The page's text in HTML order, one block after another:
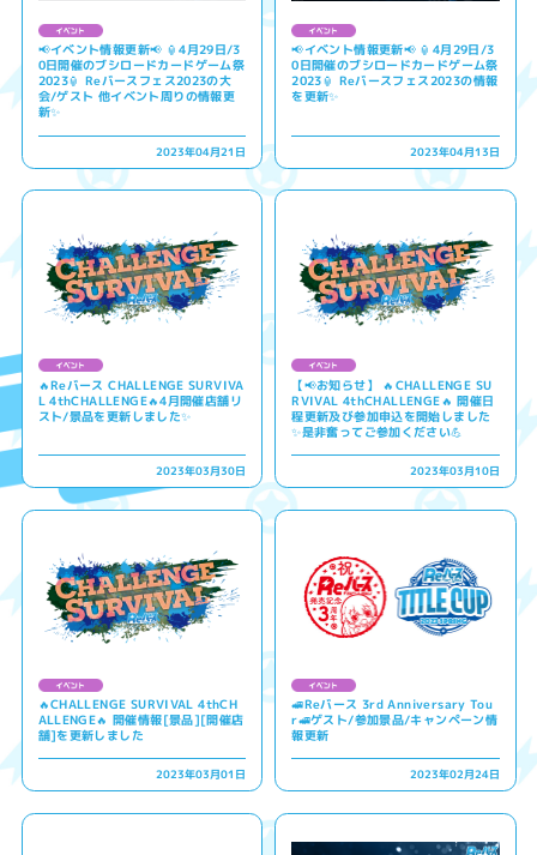
📢イベント情報更新📢 🏮4月29日/3
0日開催のブシロードカードゲーム祭
2023🏮 Reバースフェス2023の大
会/ゲスト 他イベント周りの情報更
新✨
2023年04月21日
📢イベント情報更新📢 🏮4月29日/3
0日開催のブシロードカードゲーム祭
2023🏮 Reバースフェス2023の情報
を更新✨
2023年04月13日
🔥Reバース CHALLENGE SURVIVA
L 4thCHALLENGE🔥4月開催店舗リ
スト/景品を更新しました✨
2023年03月30日
【📢お知らせ】 🔥CHALLENGE SU
RVIVAL 4thCHALLENGE🔥 開催日
程更新及び参加申込を開始しました
✨是非奮ってご参加ください💪
2023年03月10日
🔥CHALLENGE SURVIVAL 4thCH
ALLENGE🔥 開催情報[景品][開催店
舗]を更新しました
2023年03月01日
🚅Reバース 3rd Anniversary Tou
r🚅ゲスト/参加景品/キャンペーン情
報更新
2023年02月24日